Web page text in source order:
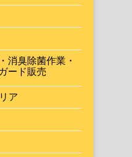
消臭除菌作業・
ード販売
ア